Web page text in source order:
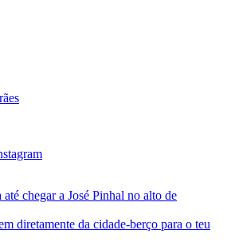
até chegar a José Pinhal no alto de
diretamente da cidade-berço para o teu